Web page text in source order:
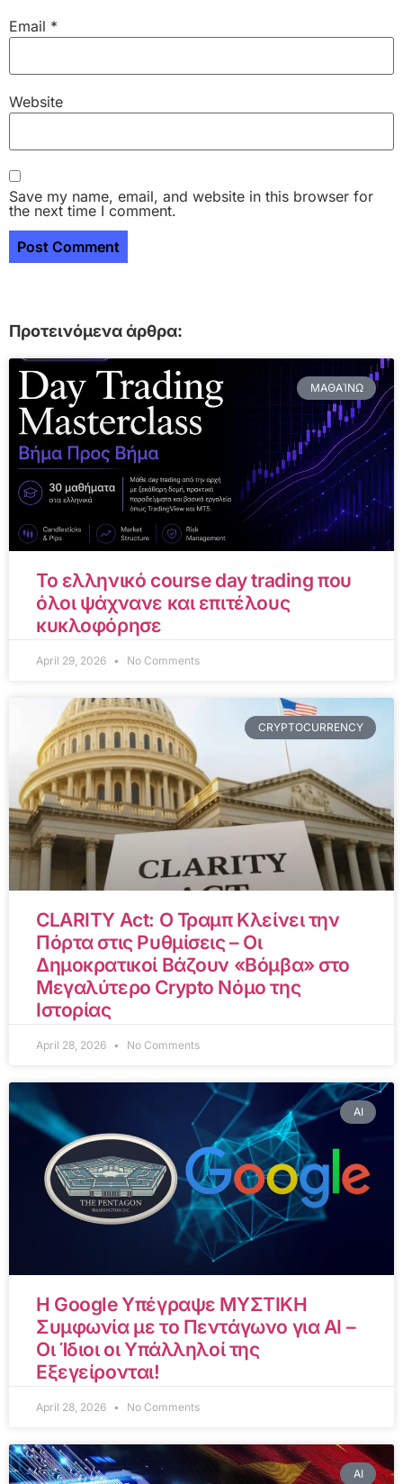
Email *
Website
Save my name, email, and website in this browser for
the next time I comment.
Προτεινόμενα άρθρα:
ΜΑΘΑΊΝΩ
Το ελληνικό course day trading που
όλοι ψάχνανε και επιτέλους
κυκλοφόρησε
April 29, 2026 No Comments
CRYPTOCURRENCY
CLARITY Act: Ο Τραμπ Κλείνει την
Πόρτα στις Ρυθμίσεις – Οι
Δημοκρατικοί Βάζουν «Βόμβα» στο
Μεγαλύτερο Crypto Νόμο της
Ιστορίας
April 28, 2026 No Comments
AI
Η Google Υπέγραψε ΜΥΣΤΙΚΗ
Συμφωνία με το Πεντάγωνο για AI –
Οι Ίδιοι οι Υπάλληλοί της
Εξεγείρονται!
April 28, 2026 No Comments
AI